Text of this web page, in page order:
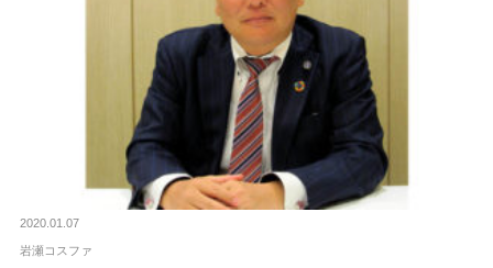
2020.01.07
岩瀬コスファ